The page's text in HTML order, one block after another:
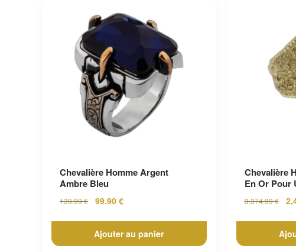
Chevalière Homme Argent
Ambre Bleu
139.99€ 99.90 €
Ajouter au panier
Chevalière
En Or Pour
3,374.99€